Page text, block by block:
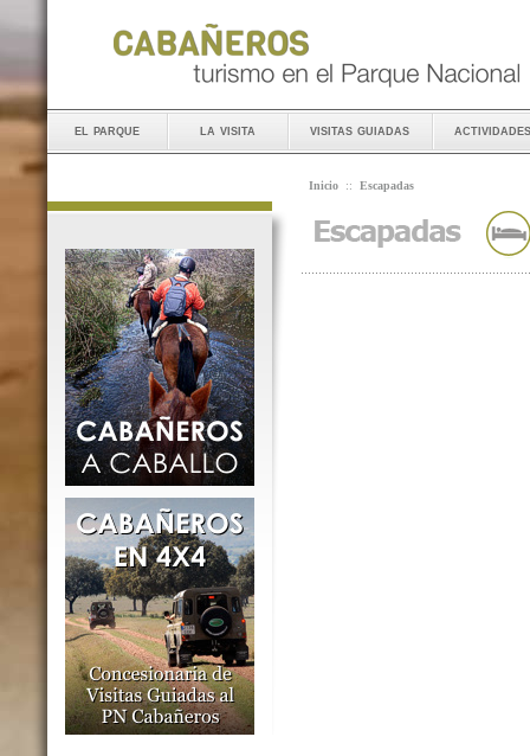
el parque la visita visitas guiadas actividades
Inicio :: Escapadas